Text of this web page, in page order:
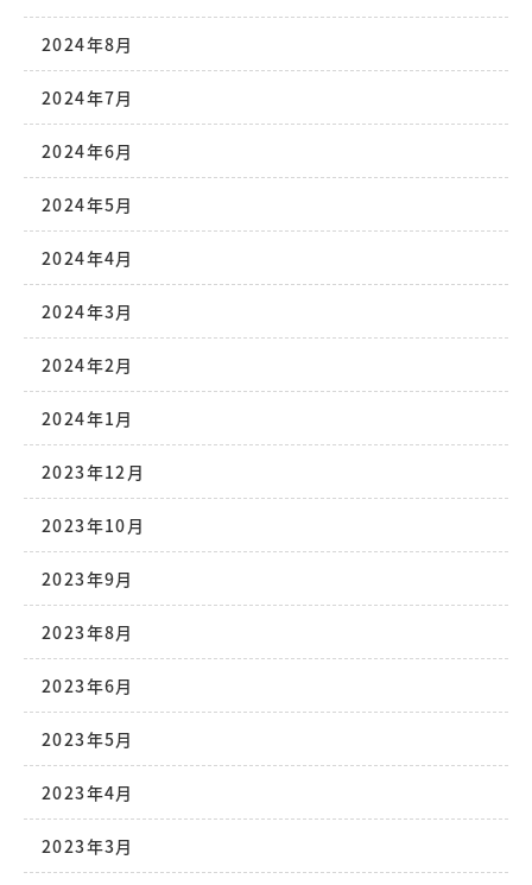
2024年8月
2024年7月
2024年6月
2024年5月
2024年4月
2024年3月
2024年2月
2024年1月
2023年12月
2023年10月
2023年9月
2023年8月
2023年6月
2023年5月
2023年4月
2023年3月